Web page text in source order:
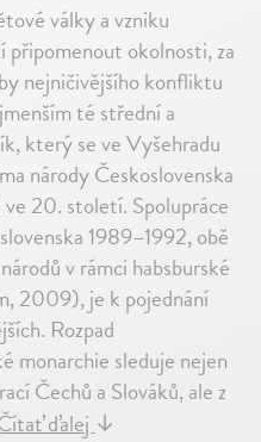
války a vzniku
okolnosti, za
nejničivějšího konfliktu
té střední a
který se ve Vyšehradu
národy Československa
ve 20. století. Spolupráce
1989–1992, obě
v rámci habsburské
2009), je k pojednání
Rozpad
monarchie sleduje nejen
Čechů a Slováků, ale z
ďalej↓